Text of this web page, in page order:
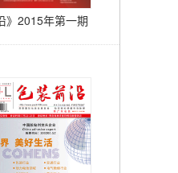
》2015年第一期